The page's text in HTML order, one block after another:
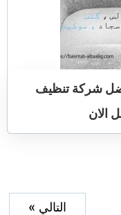
شركة تنظيف
التالي »